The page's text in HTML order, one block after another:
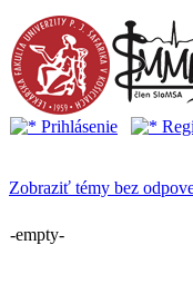
Prihlásenie
Zobraziť témy bez
-empty-